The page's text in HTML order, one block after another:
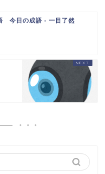
今日の成語 - 一目了然